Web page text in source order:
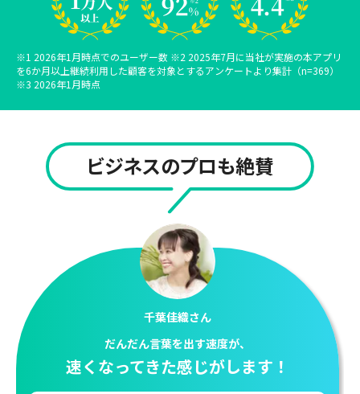
※1 2026年1月時点でのユーザー数 ※2 2025年7月に当社が実施の本アプリ
を6か月以上継続利用した顧客を対象とするアンケートより集計（n=369）
※3 2026年1月時点
ビジネスのプロも絶賛
澤円さん
これから英語を使って仕事をする人は
全員これをやっておいた方がいい